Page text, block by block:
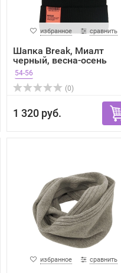
избранное сравнить
Шапка Break, Миалт
черный, весна-осень
54-56
(0)
1 320 руб.
избранное сравнить